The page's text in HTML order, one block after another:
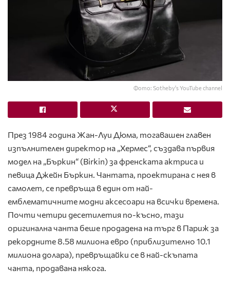
Фото: Sotheby's YouTube channel
През 1984 година Жан-Луи Дюма, тогавашен главен
изпълнителен директор на „Хермес“, създава първия
модел на „Бъркин“ (Birkin) за френската актриса и
певица Джейн Бъркин. Чантата, проектирана с нея в
самолет, се превръща в един от най-
емблематичните модни аксесоари на всички времена.
Почти четири десетилетия по-късно, тази
оригинална чанта беше продадена на търг в Париж за
рекордните 8.58 милиона евро (приблизително 10.1
милиона долара), превръщайки се в най-скъпата
чанта, продавана някога.